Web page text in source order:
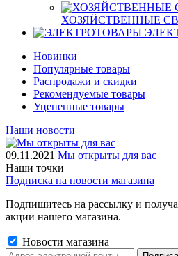
ХОЗЯЙСТВЕННЫЕ
Новинки
Популярные товары
Распродажи и скидки
Рекомендуемые товары
Уцененные товары
Наши новости
09.11.2021 Мы открыты для вас
Наши точки
Подписка на новости магазина
Подпишитесь на рассылку и
акции нашего магазина.
Новости магазина